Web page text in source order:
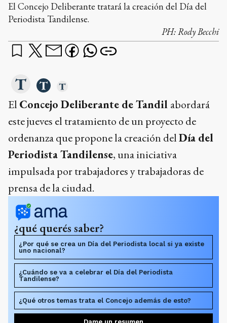
El Concejo Deliberante tratará la creación del Día del
Periodista Tandilense.
PH:Rody Becchi
El Concejo Deliberante de Tandil abordará
este jueves el tratamiento de un proyecto de
ordenanza que propone la creación delDía del
Periodista Tandilense, una iniciativa
impulsada por trabajadores y trabajadoras de
prensa de la ciudad.
¿qué querés saber?
¿Por qué se crea un Día del Periodista local si ya existe
uno nacional?
¿Cuándo se va a celebrar el Día del Periodista
Tandilense?
¿Qué otros temas trata el Concejo además de esto?